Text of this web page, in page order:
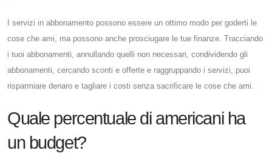
I servizi in abbonamento possono essere un ottimo modo per goderti le
cose che ami, ma possono anche prosciugare le tue finanze. Tracciando
i tuoi abbonamenti, annullando quelli non necessari, condividendo gli
abbonamenti, cercando sconti e offerte e raggruppando i servizi, puoi
risparmiare denaro e tagliare i costi senza sacrificare le cose che ami.
Quale percentuale di americani ha
un budget?